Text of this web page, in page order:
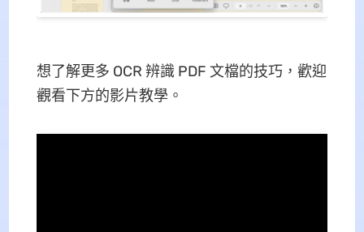
想了解更多 OCR 辨識 PDF 文檔的技巧，歡迎
觀看下方的影片教學。